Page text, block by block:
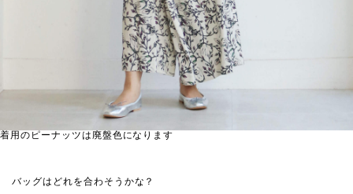
着用のピーナッツは廃盤色になります
バッグはどれを合わそうかな？